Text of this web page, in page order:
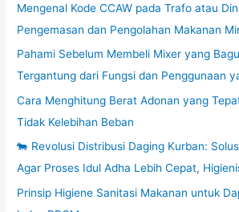
Mengenal Kode CCAW pada Trafo atau
Pengemasan dan Pengolahan Makanan
Pahami Sebelum Membeli Mixer yang
Tergantung dari Fungsi dan Penggunaan
Cara Menghitung Berat Adonan yang
Tidak Kelebihan Beban
🐄 Revolusi Distribusi Daging Kurban:
Agar Proses Idul Adha Lebih Cepat,
Prinsip Higiene Sanitasi Makanan untuk